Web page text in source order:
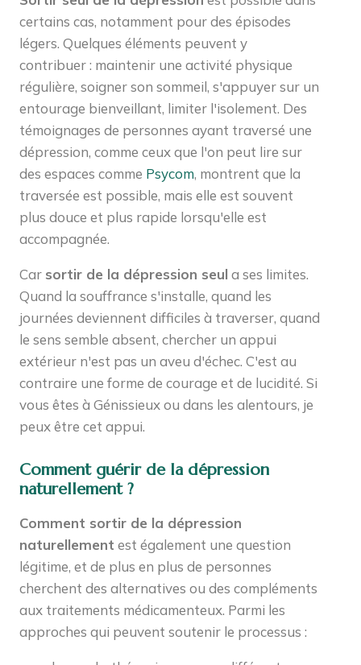
certains cas, notamment pour des épisodes
légers. Quelques éléments peuvent y
contribuer : maintenir une activité physique
régulière, soigner son sommeil, s'appuyer sur un
entourage bienveillant, limiter l'isolement. Des
témoignages de personnes ayant traversé une
dépression, comme ceux que l'on peut lire sur
des espaces comme Psycom, montrent que la
traversée est possible, mais elle est souvent
plus douce et plus rapide lorsqu'elle est
accompagnée.
Car sortir de la dépression seul a ses limites.
Quand la souffrance s'installe, quand les
journées deviennent difficiles à traverser, quand
le sens semble absent, chercher un appui
extérieur n'est pas un aveu d'échec. C'est au
contraire une forme de courage et de lucidité. Si
vous êtes à Génissieux ou dans les alentours, je
peux être cet appui.
Comment guérir de la dépression
naturellement ?
Comment sortir de la dépression
naturellement est également une question
légitime, et de plus en plus de personnes
cherchent des alternatives ou des compléments
aux traitements médicamenteux. Parmi les
approches qui peuvent soutenir le processus :